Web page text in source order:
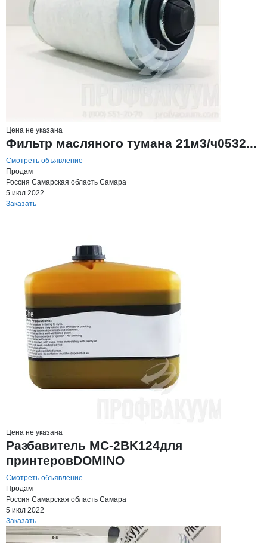
Цена не указана
Фильтр масляного тумана 21м3/ч0532...
Смотреть объявление
Продам
Россия Самарская область Самара
5 июл 2022
Заказать
Цена не указана
Разбавитель MC-2BK124для
принтеровDOMINO
Смотреть объявление
Продам
Россия Самарская область Самара
5 июл 2022
Заказать